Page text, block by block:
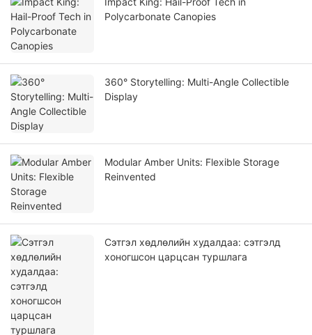
Polycarbonate Canopies
360° Storytelling: Multi-Angle Collectible
Display
Modular Amber Units: Flexible Storage
Reinvented
Сэтгэл хөдлөлийн худалдаа: сэтгэлд
хоногшсон царцсан туршлага